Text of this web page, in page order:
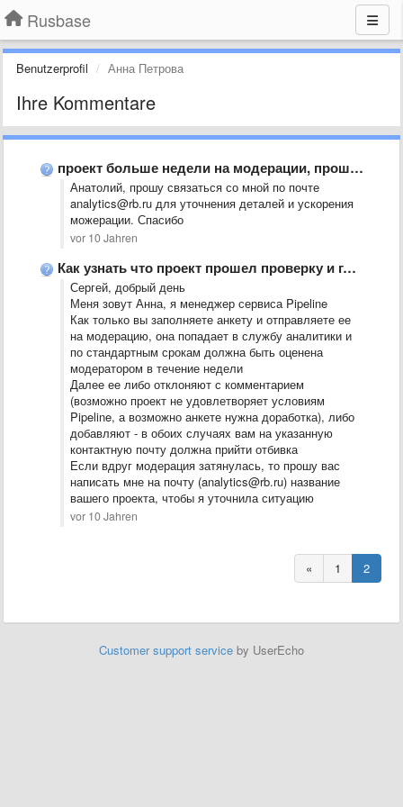
Rusbase
Benutzerprofil Анна Петрова
Ihre Kommentare
проект больше недели на модерации, прошу ускорить.
Анатолий, прошу связаться со мной по почте
analytics@rb.ru для уточнения деталей и ускорения
можерации. Спасибо
vor 10 Jahren
Как узнать что проект прошел проверку и где это можно …
Сергей, добрый день
Меня зовут Анна, я менеджер сервиса Pipeline
Как только вы заполняете анкету и отправляете ее
на модерацию, она попадает в службу аналитики и
по стандартным срокам должна быть оценена
модератором в течение недели
Далее ее либо отклоняют с комментарием
(возможно проект не удовлетворяет условиям
Pipeline, а возможно анкете нужна доработка), либо
добавляют - в обоих случаях вам на указанную
контактную почту должна прийти отбивка
Если вдруг модерация затянулась, то прошу вас
написать мне на почту (analytics@rb.ru) название
вашего проекта, чтобы я уточнила ситуацию
vor 10 Jahren
« 1 2
Customer support service by UserEcho